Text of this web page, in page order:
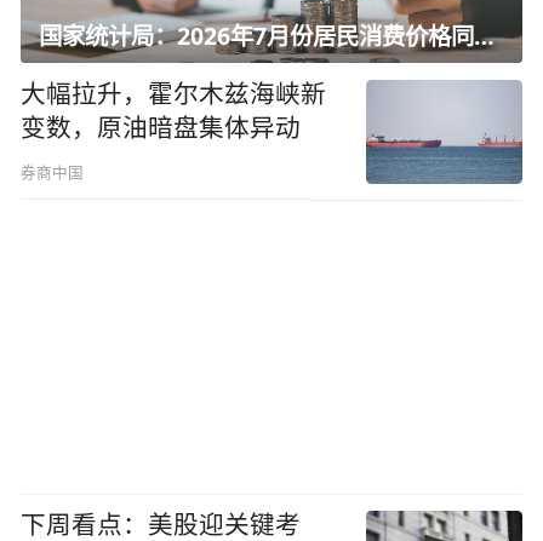
国家统计局：2026年7月份居民消费价格同比上涨0.5%
大幅拉升，霍尔木兹海峡新
变数，原油暗盘集体异动
券商中国
下周看点：美股迎关键考